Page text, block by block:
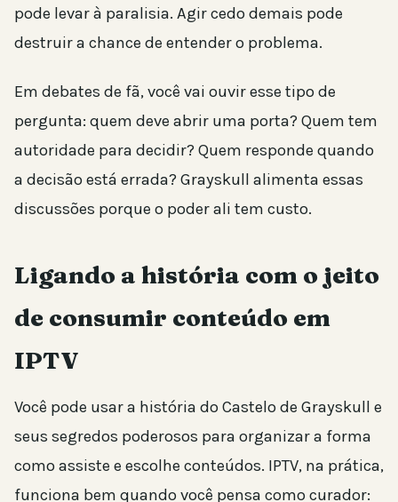
pode levar à paralisia. Agir cedo demais pode
destruir a chance de entender o problema.
Em debates de fã, você vai ouvir esse tipo de
pergunta: quem deve abrir uma porta? Quem tem
autoridade para decidir? Quem responde quando
a decisão está errada? Grayskull alimenta essas
discussões porque o poder ali tem custo.
Ligando a história com o jeito
de consumir conteúdo em
IPTV
Você pode usar a história do Castelo de Grayskull e
seus segredos poderosos para organizar a forma
como assiste e escolhe conteúdos. IPTV, na prática,
funciona bem quando você pensa como curador: